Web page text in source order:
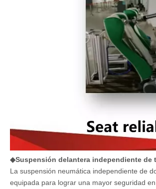
◆Suspensión delantera independiente de
La suspensión neumática independiente de
equipada para lograr una mayor seguridad